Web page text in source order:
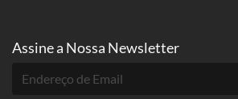
Assine a Nossa Newsletter